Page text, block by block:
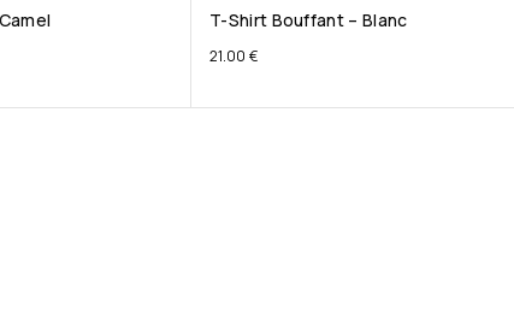
T-Shirt Bouffant – Blanc
21.00 €